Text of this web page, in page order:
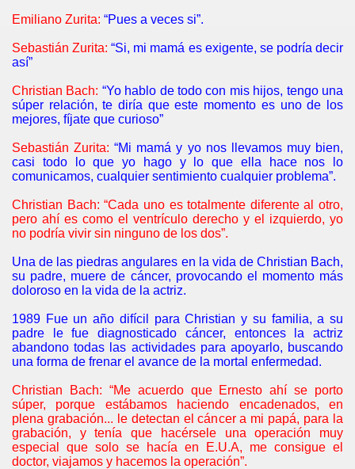
Emiliano Zurita: “Pues a veces si”.
Sebastián Zurita: “Si, mi mamá es exigente, se podría decir
así”
Christian Bach: “Yo hablo de todo con mis hijos, tengo una
súper relación, te diría que este momento es uno de los
mejores, fíjate que curioso”
Sebastián Zurita: “Mi mamá y yo nos llevamos muy bien,
casi todo lo que yo hago y lo que ella hace nos lo
comunicamos, cualquier sentimiento cualquier problema”.
Christian Bach: “Cada uno es totalmente diferente al otro,
pero ahí es como el ventrículo derecho y el izquierdo, yo
no podría vivir sin ninguno de los dos”.
Una de las piedras angulares en la vida de Christian Bach,
su padre, muere de cáncer, provocando el momento más
doloroso en la vida de la actriz.
1989 Fue un año difícil para Christian y su familia, a su
padre le fue diagnosticado cáncer, entonces la actriz
abandono todas las actividades para apoyarlo, buscando
una forma de frenar el avance de la mortal enfermedad.
Christian Bach: “Me acuerdo que Ernesto ahí se porto
súper, porque estábamos haciendo encadenados, en
plena grabación... le detectan el cáncer a mi papá, para la
grabación, y tenía que hacérsele una operación muy
especial que solo se hacía en E.U.A, me consigue el
doctor, viajamos y hacemos la operación”.